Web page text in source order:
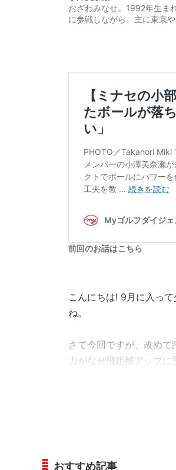
おざわみなせ。1992年生ま
に参戦しながら、主に東京
前回のお話はこちら
こんにちは! 9月に入っ
ね。
さて今回ですが、改め
力がなぜ飛距離アップ
おすすめ記事